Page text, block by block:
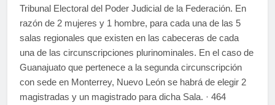
Tribunal Electoral del Poder Judicial de la Federación. En
razón de 2 mujeres y 1 hombre, para cada una de las 5
salas regionales que existen en las cabeceras de cada
una de las circunscripciones plurinominales. En el caso de
Guanajuato que pertenece a la segunda circunscripción
con sede en Monterrey, Nuevo León se habrá de elegir 2
magistradas y un magistrado para dicha Sala. · 464